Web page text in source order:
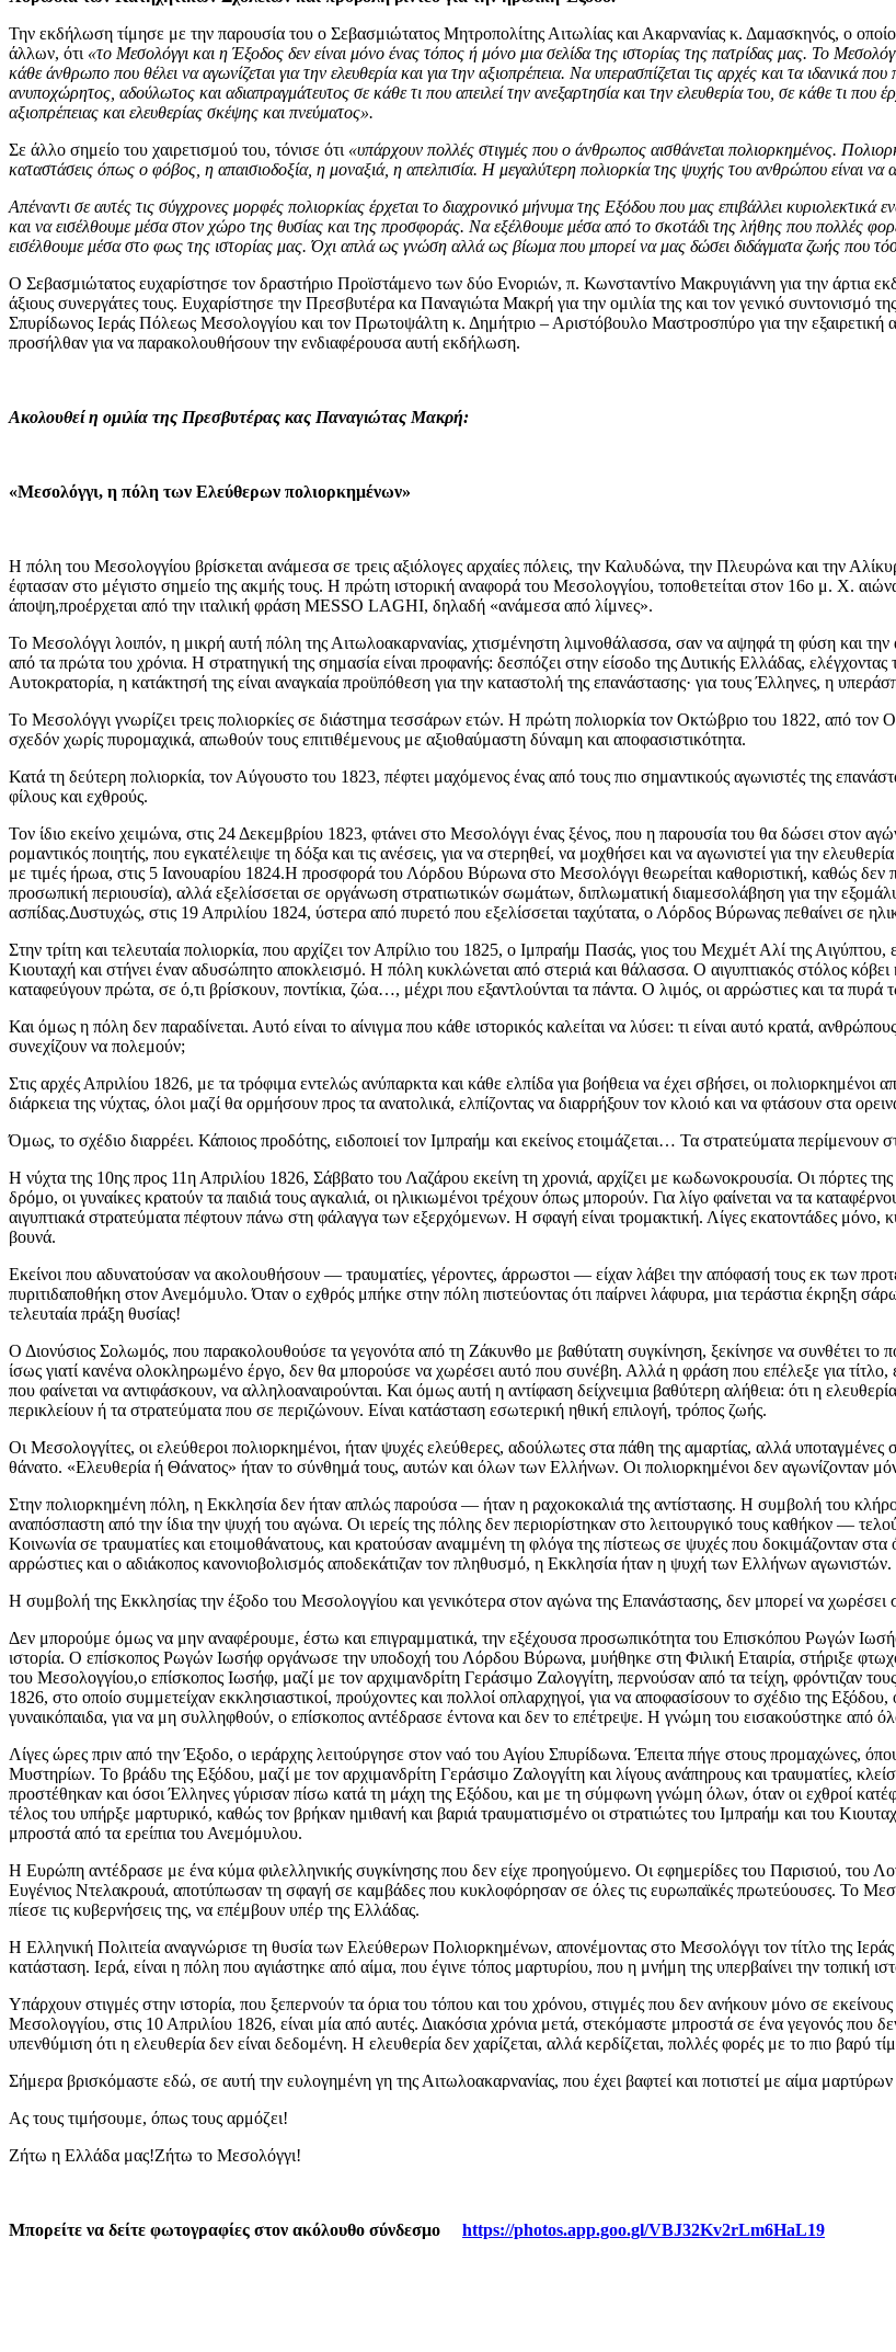
Την εκδήλωση τίμησε με την παρουσία του ο Σεβασμιώτατος Μητροπολίτης Αιτωλίας και Ακαρνανίας κ. Δαμασκηνός, ο
άλλων, ότι «το Μεσολόγγι και η Έξοδος δεν είναι μόνο ένας τόπος ή μόνο μια σελίδα της ιστορίας της πατρίδας μας. Το
κάθε άνθρωπο που θέλει να αγωνίζεται για την ελευθερία και για την αξιοπρέπεια. Να υπερασπίζεται τις αρχές και τα ιδανικά
ανυποχώρητος, αδούλωτος και αδιαπραγμάτευτος σε κάθε τι που απειλεί την ανεξαρτησία και την ελευθερία του, σε κάθε τι
αξιοπρέπειας και ελευθερίας σκέψης και πνεύματος».
Σε άλλο σημείο του χαιρετισμού του, τόνισε ότι «υπάρχουν πολλές στιγμές που ο άνθρωπος αισθάνεται πολιορκημένος.
καταστάσεις όπως ο φόβος, η απαισιοδοξία, η μοναξιά, η απελπισία. Η μεγαλύτερη πολιορκία της ψυχής του ανθρώπου είναι να
Απέναντι σε αυτές τις σύγχρονες μορφές πολιορκίας έρχεται το διαχρονικό μήνυμα της Εξόδου που μας επιβάλλει
και να εισέλθουμε μέσα στον χώρο της θυσίας και της προσφοράς. Να εξέλθουμε μέσα από το σκοτάδι της λήθης που πολλές
εισέλθουμε μέσα στο φως της ιστορίας μας. Όχι απλά ως γνώση αλλά ως βίωμα που μπορεί να μας δώσει διδάγματα ζωής που
Ο Σεβασμιώτατος ευχαρίστησε τον δραστήριο Προϊστάμενο των δύο Ενοριών, π. Κωνσταντίνο Μακρυγιάννη για την άρτια
άξιους συνεργάτες τους. Ευχαρίστησε την Πρεσβυτέρα κα Παναγιώτα Μακρή για την ομιλία της και τον γενικό
Σπυρίδωνος Ιεράς Πόλεως Μεσολογγίου και τον Πρωτοψάλτη κ. Δημήτριο – Αριστόβουλο Μαστροσπύρο για την
προσήλθαν για να παρακολουθήσουν την ενδιαφέρουσα αυτή εκδήλωση.
Ακολουθεί η ομιλία της Πρεσβυτέρας κας Παναγιώτας Μακρή:
«Μεσολόγγι, η πόλη των Ελεύθερων πολιορκημένων»
Η πόλη του Μεσολογγίου βρίσκεται ανάμεσα σε τρεις αξιόλογες αρχαίες πόλεις, την Καλυδώνα, την Πλευρώνα και την
έφτασαν στο μέγιστο σημείο της ακμής τους. Η πρώτη ιστορική αναφορά του Μεσολογγίου, τοποθετείται στον 16ο μ. Χ.
άποψη,προέρχεται από την ιταλική φράση MESSO LAGHI, δηλαδή «ανάμεσα από λίμνες».
Το Μεσολόγγι λοιπόν, η μικρή αυτή πόλη της Αιτωλοακαρνανίας, χτισμένηστη λιμνοθάλασσα, σαν να αψηφά τη φύση και την
από τα πρώτα του χρόνια. Η στρατηγική της σημασία είναι προφανής: δεσπόζει στην είσοδο της Δυτικής Ελλάδας,
Αυτοκρατορία, η κατάκτησή της είναι αναγκαία προϋπόθεση για την καταστολή της επανάστασης· για τους Έλληνες, η
Το Μεσολόγγι γνωρίζει τρεις πολιορκίες σε διάστημα τεσσάρων ετών. Η πρώτη πολιορκία τον Οκτώβριο του 1822, από
σχεδόν χωρίς πυρομαχικά, απωθούν τους επιτιθέμενους με αξιοθαύμαστη δύναμη και αποφασιστικότητα.
Κατά τη δεύτερη πολιορκία, τον Αύγουστο του 1823, πέφτει μαχόμενος ένας από τους πιο σημαντικούς αγωνιστές της
φίλους και εχθρούς.
Τον ίδιο εκείνο χειμώνα, στις 24 Δεκεμβρίου 1823, φτάνει στο Μεσολόγγι ένας ξένος, που η παρουσία του θα δώσει στον
ρομαντικός ποιητής, που εγκατέλειψε τη δόξα και τις ανέσεις, για να στερηθεί, να μοχθήσει και να αγωνιστεί για την
με τιμές ήρωα, στις 5 Ιανουαρίου 1824.Η προσφορά του Λόρδου Βύρωνα στο Μεσολόγγι θεωρείται καθοριστική, καθώς δεν
προσωπική περιουσία), αλλά εξελίσσεται σε οργάνωση στρατιωτικών σωμάτων, διπλωματική διαμεσολάβηση για την
ασπίδας.Δυστυχώς, στις 19 Απριλίου 1824, ύστερα από πυρετό που εξελίσσεται ταχύτατα, ο Λόρδος Βύρωνας πεθαίνει σε
Στην τρίτη και τελευταία πολιορκία, που αρχίζει τον Απρίλιο του 1825, ο Ιμπραήμ Πασάς, γιος του Μεχμέτ Αλί της
Κιουταχή και στήνει έναν αδυσώπητο αποκλεισμό. Η πόλη κυκλώνεται από στεριά και θάλασσα. Ο αιγυπτιακός στόλος
καταφεύγουν πρώτα, σε ό,τι βρίσκουν, ποντίκια, ζώα…, μέχρι που εξαντλούνται τα πάντα. Ο λιμός, οι αρρώστιες και τα
Και όμως η πόλη δεν παραδίνεται. Αυτό είναι το αίνιγμα που κάθε ιστορικός καλείται να λύσει: τι είναι αυτό κρατά,
συνεχίζουν να πολεμούν;
Στις αρχές Απριλίου 1826, με τα τρόφιμα εντελώς ανύπαρκτα και κάθε ελπίδα για βοήθεια να έχει σβήσει, οι
διάρκεια της νύχτας, όλοι μαζί θα ορμήσουν προς τα ανατολικά, ελπίζοντας να διαρρήξουν τον κλοιό και να φτάσουν στα
Όμως, το σχέδιο διαρρέει. Κάποιος προδότης, ειδοποιεί τον Ιμπραήμ και εκείνος ετοιμάζεται… Τα στρατεύματα περίμενουν
Η νύχτα της 10ης προς 11η Απριλίου 1826, Σάββατο του Λαζάρου εκείνη τη χρονιά, αρχίζει με κωδωνοκρουσία. Οι πόρτες της
δρόμο, οι γυναίκες κρατούν τα παιδιά τους αγκαλιά, οι ηλικιωμένοι τρέχουν όπως μπορούν. Για λίγο φαίνεται να τα
αιγυπτιακά στρατεύματα πέφτουν πάνω στη φάλαγγα των εξερχόμενων. Η σφαγή είναι τρομακτική. Λίγες εκατοντάδες
βουνά.
Εκείνοι που αδυνατούσαν να ακολουθήσουν — τραυματίες, γέροντες, άρρωστοι — είχαν λάβει την απόφασή τους εκ των
πυριτιδαποθήκη στον Ανεμόμυλο. Όταν ο εχθρός μπήκε στην πόλη πιστεύοντας ότι παίρνει λάφυρα, μια τεράστια έκρηξη
τελευταία πράξη θυσίας!
Ο Διονύσιος Σολωμός, που παρακολουθούσε τα γεγονότα από τη Ζάκυνθο με βαθύτατη συγκίνηση, ξεκίνησε να συνθέτει
ίσως γιατί κανένα ολοκληρωμένο έργο, δεν θα μπορούσε να χωρέσει αυτό που συνέβη. Αλλά η φράση που επέλεξε για τίτλο,
που φαίνεται να αντιφάσκουν, να αλληλοαναιρούνται. Και όμως αυτή η αντίφαση δείχνειμια βαθύτερη αλήθεια: ότι η
περικλείουν ή τα στρατεύματα που σε περιζώνουν. Είναι κατάσταση εσωτερική ηθική επιλογή, τρόπος ζωής.
Οι Μεσολογγίτες, οι ελεύθεροι πολιορκημένοι, ήταν ψυχές ελεύθερες, αδούλωτες στα πάθη της αμαρτίας, αλλά
θάνατο. «Ελευθερία ή Θάνατος» ήταν το σύνθημά τους, αυτών και όλων των Ελλήνων. Οι πολιορκημένοι δεν αγωνίζονταν
Στην πολιορκημένη πόλη, η Εκκλησία δεν ήταν απλώς παρούσα — ήταν η ραχοκοκαλιά της αντίστασης. Η συμβολή του
αναπόσπαστη από την ίδια την ψυχή του αγώνα. Οι ιερείς της πόλης δεν περιορίστηκαν στο λειτουργικό τους καθήκον —
Κοινωνία σε τραυματίες και ετοιμοθάνατους, και κρατούσαν αναμμένη τη φλόγα της πίστεως σε ψυχές που δοκιμάζονταν
αρρώστιες και ο αδιάκοπος κανονιοβολισμός αποδεκάτιζαν τον πληθυσμό, η Εκκλησία ήταν η ψυχή των Ελλήνων αγωνιστών.
Η συμβολή της Εκκλησίας την έξοδο του Μεσολογγίου και γενικότερα στον αγώνα της Επανάστασης, δεν μπορεί να χωρέσει
Δεν μπορούμε όμως να μην αναφέρουμε, έστω και επιγραμματικά, την εξέχουσα προσωπικότητα του Επισκόπου Ρωγών
ιστορία. Ο επίσκοπος Ρωγών Ιωσήφ οργάνωσε την υποδοχή του Λόρδου Βύρωνα, μυήθηκε στη Φιλική Εταιρία, στήριξε
του Μεσολογγίου,ο επίσκοπος Ιωσήφ, μαζί με τον αρχιμανδρίτη Γεράσιμο Ζαλογγίτη, περνούσαν από τα τείχη, φρόντιζαν
1826, στο οποίο συμμετείχαν εκκλησιαστικοί, προύχοντες και πολλοί οπλαρχηγοί, για να αποφασίσουν το σχέδιο της
γυναικόπαιδα, για να μη συλληφθούν, ο επίσκοπος αντέδρασε έντονα και δεν το επέτρεψε. Η γνώμη του εισακούστηκε από
Λίγες ώρες πριν από την Έξοδο, ο ιεράρχης λειτούργησε στον ναό του Αγίου Σπυρίδωνα. Έπειτα πήγε στους προμαχώνες,
Μυστηρίων. Το βράδυ της Εξόδου, μαζί με τον αρχιμανδρίτη Γεράσιμο Ζαλογγίτη και λίγους ανάπηρους και τραυματίες,
προστέθηκαν και όσοι Έλληνες γύρισαν πίσω κατά τη μάχη της Εξόδου, και με τη σύμφωνη γνώμη όλων, όταν οι εχθροί
τέλος του υπήρξε μαρτυρικό, καθώς τον βρήκαν ημιθανή και βαριά τραυματισμένο οι στρατιώτες του Ιμπραήμ και του
μπροστά από τα ερείπια του Ανεμόμυλου.
Η Ευρώπη αντέδρασε με ένα κύμα φιλελληνικής συγκίνησης που δεν είχε προηγούμενο. Οι εφημερίδες του Παρισιού, του
Ευγένιος Ντελακρουά, αποτύπωσαν τη σφαγή σε καμβάδες που κυκλοφόρησαν σε όλες τις ευρωπαϊκές πρωτεύουσες. Το
πίεσε τις κυβερνήσεις της, να επέμβουν υπέρ της Ελλάδας.
Η Ελληνική Πολιτεία αναγνώρισε τη θυσία των Ελεύθερων Πολιορκημένων, απονέμοντας στο Μεσολόγγι τον τίτλο της
κατάσταση. Ιερά, είναι η πόλη που αγιάστηκε από αίμα, που έγινε τόπος μαρτυρίου, που η μνήμη της υπερβαίνει την τοπική
Υπάρχουν στιγμές στην ιστορία, που ξεπερνούν τα όρια του τόπου και του χρόνου, στιγμές που δεν ανήκουν μόνο σε
Μεσολογγίου, στις 10 Απριλίου 1826, είναι μία από αυτές. Διακόσια χρόνια μετά, στεκόμαστε μπροστά σε ένα γεγονός που
υπενθύμιση ότι η ελευθερία δεν είναι δεδομένη. Η ελευθερία δεν χαρίζεται, αλλά κερδίζεται, πολλές φορές με το πιο βαρύ
Σήμερα βρισκόμαστε εδώ, σε αυτή την ευλογημένη γη της Αιτωλοακαρνανίας, που έχει βαφτεί και ποτιστεί με αίμα
Ας τους τιμήσουμε, όπως τους αρμόζει!
Ζήτω η Ελλάδα μας!Ζήτω το Μεσολόγγι!
Μπορείτε να δείτε φωτογραφίες στον ακόλουθο σύνδεσμο https://photos.app.goo.gl/VBJ32Kv2rLm6HaL19